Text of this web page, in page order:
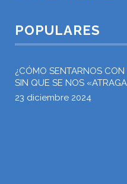
POPULARES
¿CÓMO SENTARNOS
SIN QUE SE NOS
23 diciembre 2024